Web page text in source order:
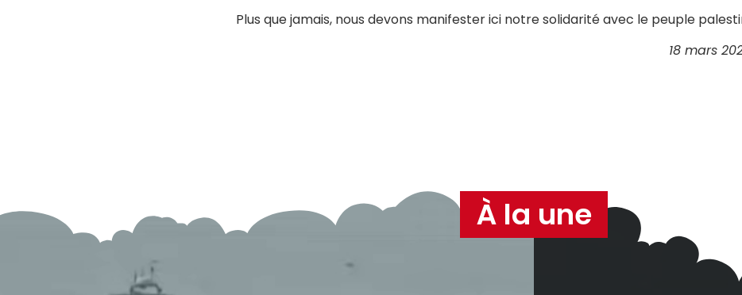
Plus que jamais, nous devons manifester ici notre solidarité avec le peuple
18 mars
À la une